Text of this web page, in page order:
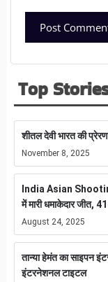
Top
शीतल देवी भारत की
November 8, 2025
India Asian
में मारी धमाकेदार जीत,
August 24, 2025
तान्या हेमंत का साइपन
इंटरनेशनल टाइटल